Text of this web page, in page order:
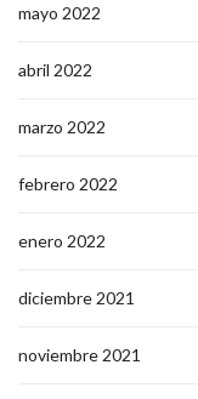
mayo 2022
abril 2022
marzo 2022
febrero 2022
enero 2022
diciembre 2021
noviembre 2021